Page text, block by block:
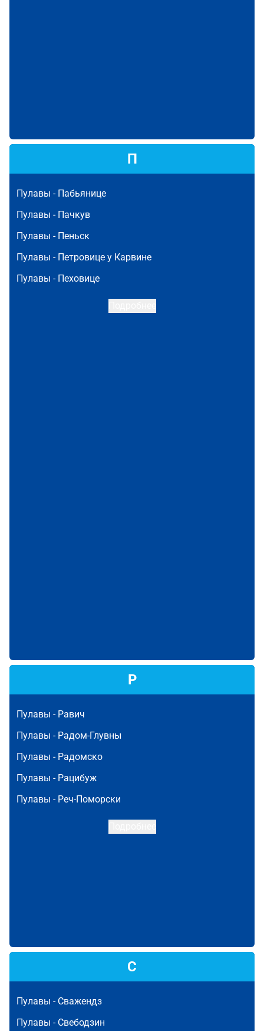
П
Пулавы - Пабьянице
Пулавы - Пачкув
Пулавы - Пеньск
Пулавы - Петровице у Карвине
Пулавы - Пеховице
Р
Пулавы - Равич
Пулавы - Радом-Глувны
Пулавы - Радомско
Пулавы - Рацибуж
Пулавы - Реч-Поморски
С
Пулавы - Сважендз
Пулавы - Свебодзин